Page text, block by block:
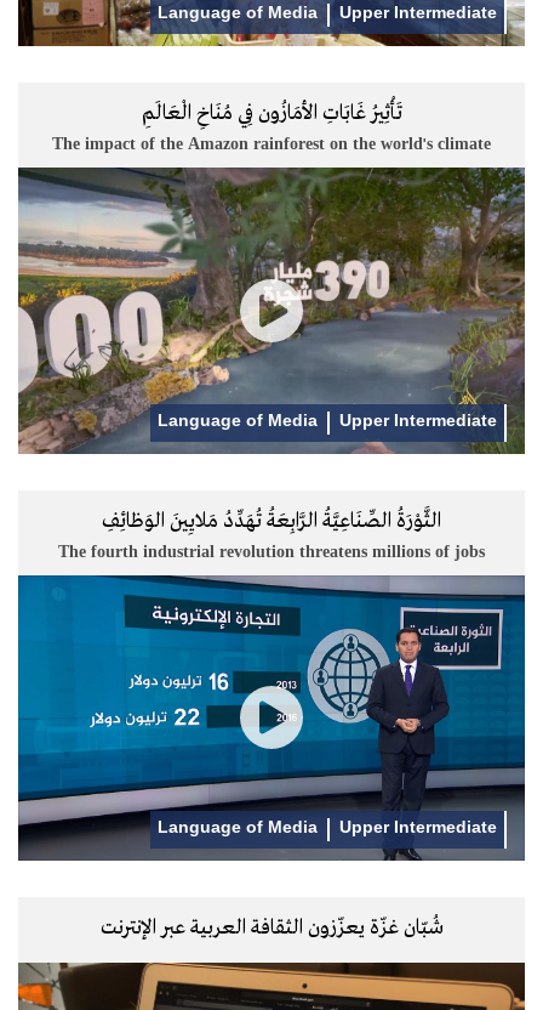
Language of Media Upper Intermediate
تَأْثِيرُ غَابَاتِ الأمَازُون فِي مُنَاخِ الْعَالَمِ
The impact of the Amazon rainforest on the world's climate
Language of Media Upper Intermediate
الثَّوْرَةُ الصِّنَاعِيَّةُ الرَّابِعَةُ تُهَدِّدُ مَلايِينَ الوَظائِفِ
The fourth industrial revolution threatens millions of jobs
Language of Media Upper Intermediate
شُبّان غزّة يعزّزون الثقافة العربية عبر الإنترنت